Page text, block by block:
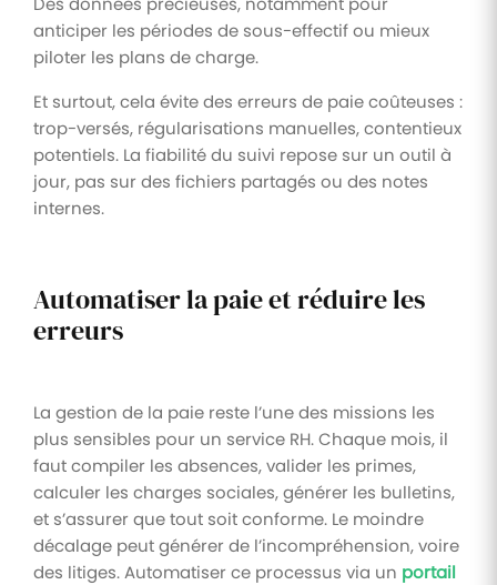
anticiper les périodes de sous-effectif ou mieux
piloter les plans de charge.
Et surtout, cela évite des erreurs de paie coûteuses :
trop-versés, régularisations manuelles, contentieux
potentiels. La fiabilité du suivi repose sur un outil à
jour, pas sur des fichiers partagés ou des notes
internes.
Automatiser la paie et réduire les
erreurs
La gestion de la paie reste l’une des missions les
plus sensibles pour un service RH. Chaque mois, il
faut compiler les absences, valider les primes,
calculer les charges sociales, générer les bulletins,
et s’assurer que tout soit conforme. Le moindre
décalage peut générer de l’incompréhension, voire
des litiges. Automatiser ce processus via un portail